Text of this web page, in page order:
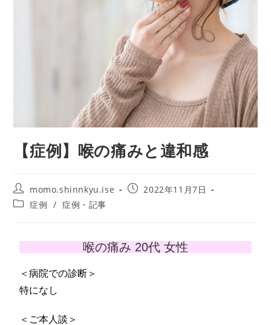
【症例】喉の痛みと違和感
momo.shinnkyu.ise
2022年11月7日
症例 / 症例・記事
喉の痛み 20代 女性
＜病院での診断＞
特になし
＜ご本人談＞